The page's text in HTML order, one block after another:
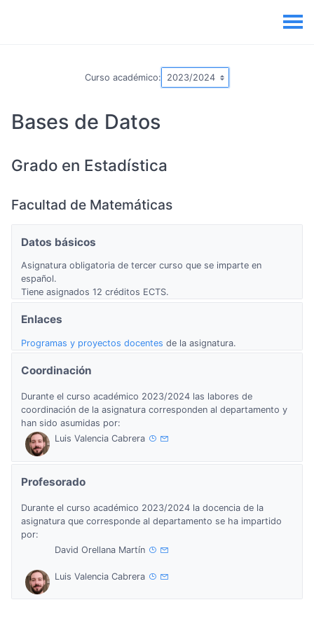
Curso académico:
Bases de Datos
Grado en Estadística
Facultad de Matemáticas
Datos básicos
Asignatura obligatoria de tercer curso que se imparte en
español.
Tiene asignados 12 créditos ECTS.
Enlaces
Programas y proyectos docentes de la asignatura.
Coordinación
Durante el curso académico 2023/2024 las labores de
coordinación de la asignatura corresponden al departamento y
han sido asumidas por:
Luis Valencia Cabrera
Profesorado
Durante el curso académico 2023/2024 la docencia de la
asignatura que corresponde al departamento se ha impartido
por:
David Orellana Martín
Luis Valencia Cabrera